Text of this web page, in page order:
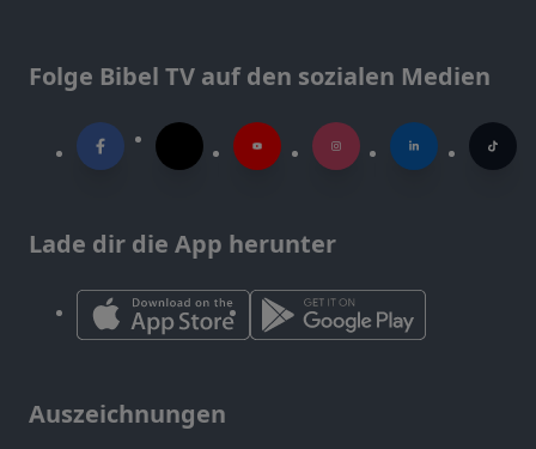
Folge Bibel TV auf den sozialen Medien
Lade dir die App herunter
Auszeichnungen